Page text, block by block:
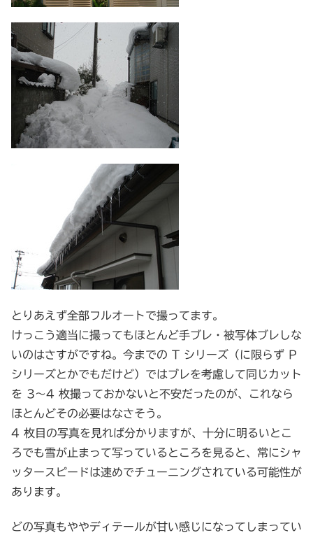
とりあえず全部フルオートで撮ってます。
けっこう適当に撮ってもほとんど手ブレ・被写体ブレしな
いのはさすがですね。今までの T シリーズ（に限らず P
シリーズとかでもだけど）ではブレを考慮して同じカット
を 3～4 枚撮っておかないと不安だったのが、これなら
ほとんどその必要はなさそう。
4 枚目の写真を見れば分かりますが、十分に明るいとこ
ろでも雪が止まって写っているところを見ると、常にシャ
ッタースピードは速めでチューニングされている可能性が
あります。
どの写真もややディテールが甘い感じになってしまってい